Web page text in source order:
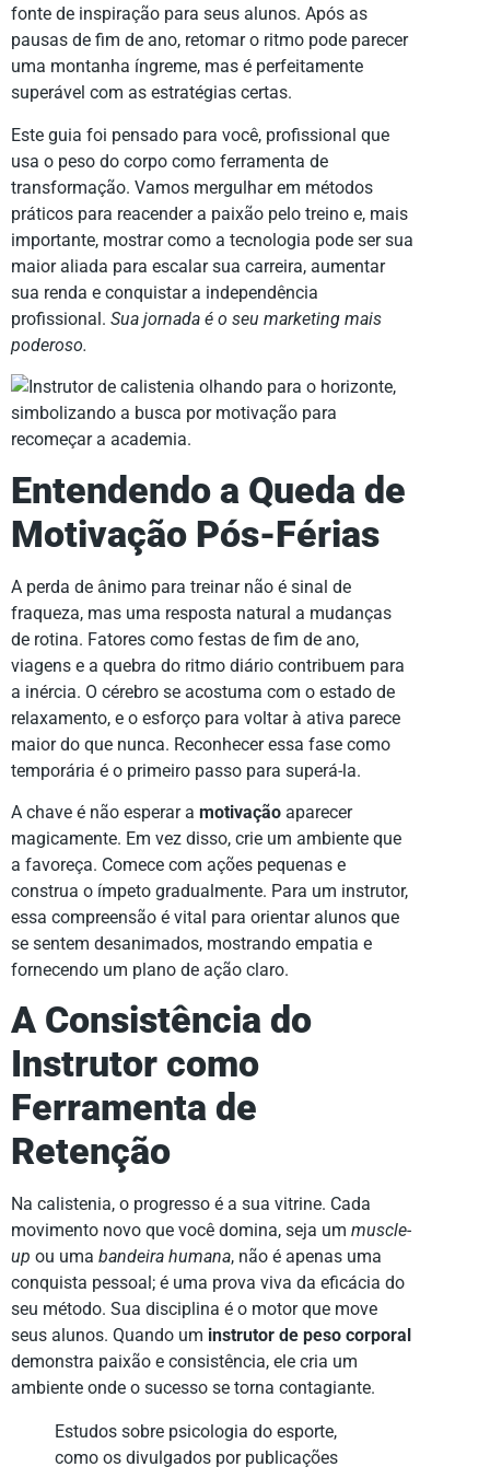
fonte de inspiração para seus alunos. Após as
pausas de fim de ano, retomar o ritmo pode parecer
uma montanha íngreme, mas é perfeitamente
superável com as estratégias certas.
Este guia foi pensado para você, profissional que
usa o peso do corpo como ferramenta de
transformação. Vamos mergulhar em métodos
práticos para reacender a paixão pelo treino e, mais
importante, mostrar como a tecnologia pode ser sua
maior aliada para escalar sua carreira, aumentar
sua renda e conquistar a independência
profissional. Sua jornada é o seu marketing mais
poderoso.
Entendendo a Queda de
Motivação Pós-Férias
A perda de ânimo para treinar não é sinal de
fraqueza, mas uma resposta natural a mudanças
de rotina. Fatores como festas de fim de ano,
viagens e a quebra do ritmo diário contribuem para
a inércia. O cérebro se acostuma com o estado de
relaxamento, e o esforço para voltar à ativa parece
maior do que nunca. Reconhecer essa fase como
temporária é o primeiro passo para superá-la.
A chave é não esperar a motivação aparecer
magicamente. Em vez disso, crie um ambiente que
a favoreça. Comece com ações pequenas e
construa o ímpeto gradualmente. Para um instrutor,
essa compreensão é vital para orientar alunos que
se sentem desanimados, mostrando empatia e
fornecendo um plano de ação claro.
A Consistência do
Instrutor como
Ferramenta de
Retenção
Na calistenia, o progresso é a sua vitrine. Cada
movimento novo que você domina, seja um muscle-
up ou uma bandeira humana, não é apenas uma
conquista pessoal; é uma prova viva da eficácia do
seu método. Sua disciplina é o motor que move
seus alunos. Quando um instrutor de peso corporal
demonstra paixão e consistência, ele cria um
ambiente onde o sucesso se torna contagiante.
Estudos sobre psicologia do esporte,
como os divulgados por publicações